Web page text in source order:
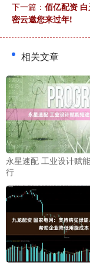
下一篇： 佰亿配资
密云邀您来过年!
相关文章
永星速配 工业设计赋
行